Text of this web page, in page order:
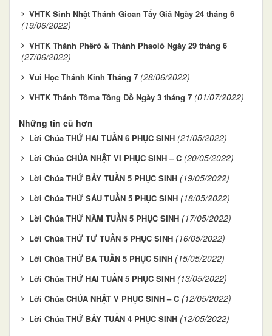
VHTK Sinh Nhật Thánh Gioan Tẩy Giả Ngày 24 tháng 6
(19/06/2022)
VHTK Thánh Phêrô & Thánh Phaolô Ngày 29 tháng 6
(27/06/2022)
Vui Học Thánh Kinh Tháng 7 (28/06/2022)
VHTK Thánh Tôma Tông Đồ Ngày 3 tháng 7 (01/07/2022)
Những tin cũ hơn
Lời Chúa THỨ HAI TUẦN 6 PHỤC SINH (21/05/2022)
Lời Chúa CHÚA NHẬT VI PHỤC SINH – C (20/05/2022)
Lời Chúa THỨ BẢY TUẦN 5 PHỤC SINH (19/05/2022)
Lời Chúa THỨ SÁU TUẦN 5 PHỤC SINH (18/05/2022)
Lời Chúa THỨ NĂM TUẦN 5 PHỤC SINH (17/05/2022)
Lời Chúa THỨ TƯ TUẦN 5 PHỤC SINH (16/05/2022)
Lời Chúa THỨ BA TUẦN 5 PHỤC SINH (15/05/2022)
Lời Chúa THỨ HAI TUẦN 5 PHỤC SINH (13/05/2022)
Lời Chúa CHÚA NHẬT V PHỤC SINH – C (12/05/2022)
Lời Chúa THỨ BẢY TUẦN 4 PHỤC SINH (12/05/2022)